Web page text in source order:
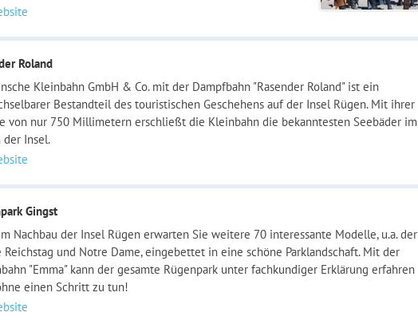
Roland
Kleinbahn GmbH & Co. mit der Dampfbahn "Rasender Roland" ist ein
Bestandteil des touristischen Geschehens auf der Insel Rügen. Mit ihrer
von nur 750 Millimetern erschließt die Kleinbahn die bekanntesten Seebäder im
der Insel.
Gingst
Nachbau der Insel Rügen erwarten Sie weitere 70 interessante Modelle, u.a. der
Reichstag und Notre Dame, eingebettet in eine schöne Parklandschaft. Mit der
"Emma" kann der gesamte Rügenpark unter fachkundiger Erklärung erfahren
einen Schritt zu tun!